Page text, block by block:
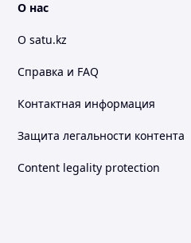
О нас
О satu.kz
Справка и FAQ
Контактная информация
Защита легальности контента
Content legality protection